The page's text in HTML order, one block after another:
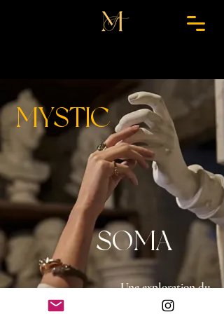
MYSTIC
SOMA
Une exploration du
potentiel humain....